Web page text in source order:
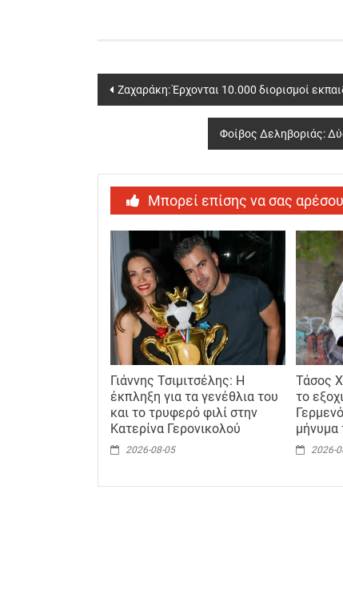
Post
Ζαχαράκη: Έρχονται 10.000 διορισμοί
Φοίβος Δεληβοριάς:
Μπορεί επίσης να σας
Γιάννης Τσιμιτσέλης: Η
έκπληξη για τα γενέθλια του
και το τρυφερό φιλί στην
Κατερίνα Γερονικολού
2026-08-05
Τάσος
το
μήνυμα
2026-